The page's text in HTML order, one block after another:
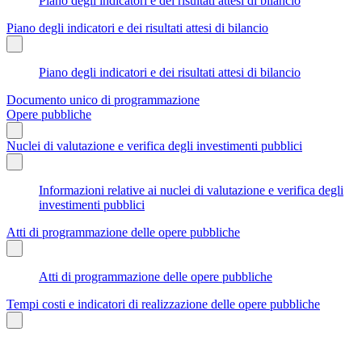
Piano degli indicatori e dei risultati attesi di bilancio
Piano degli indicatori e dei risultati attesi di bilancio
Documento unico di programmazione
Opere pubbliche
Nuclei di valutazione e verifica degli investimenti pubblici
Informazioni relative ai nuclei di valutazione e verifica degli
investimenti pubblici
Atti di programmazione delle opere pubbliche
Atti di programmazione delle opere pubbliche
Tempi costi e indicatori di realizzazione delle opere pubbliche